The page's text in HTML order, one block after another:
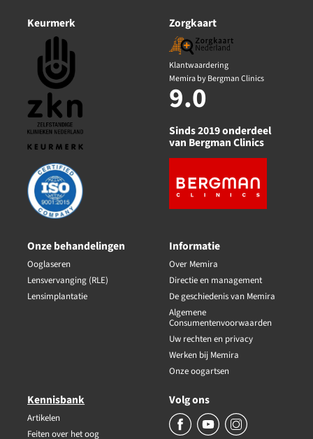
Keurmerk Zorgkaart
Klantwaardering
Memira by Bergman Clinics
9.0
Sinds 2019 onderdeel
van Bergman Clinics
Onze behandelingen
Ooglaseren
Lensvervanging (RLE)
Lensimplantatie
Informatie
Over Memira
Directie en management
De geschiedenis van Memira
Algemene
Consumentenvoorwaarden
Uw rechten en privacy
Werken bij Memira
Onze oogartsen
Kennisbank
Artikelen
Feiten over het oog
Volg ons